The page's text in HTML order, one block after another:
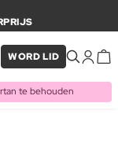
WORD LID
te behouden